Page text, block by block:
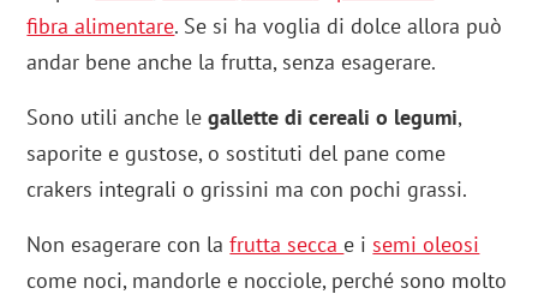
fibra alimentare. Se si ha voglia di dolce allora può
andar bene anche la frutta, senza esagerare.
Sono utili anche legallette di cereali o legumi,
saporite e gustose, o sostituti del pane come
crakers integrali o grissini ma con pochi grassi.
Non esagerare con lafrutta secca e i semi oleosi
come noci, mandorle e nocciole, perché sono molto